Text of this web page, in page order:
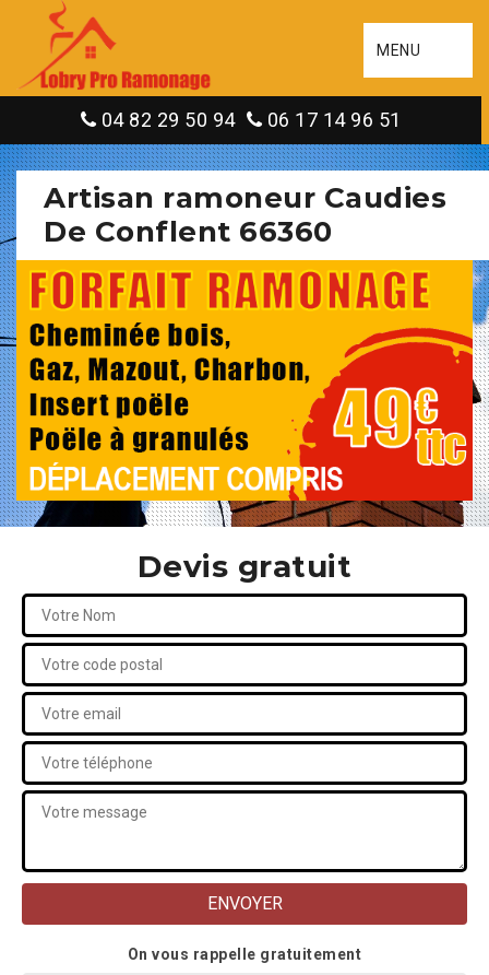
MENU
04 82 29 50 94 06 17 14 96 51
Artisan ramoneur Caudies
De Conflent 66360
Devis gratuit
On vous rappelle gratuitement